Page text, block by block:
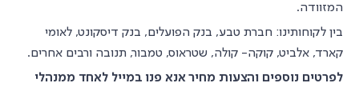
המזוודה.
בין לקוחותינו: חברת טבע, בנק הפועלים, בנק דיסקונט, לאומי
קארד, אלביט, קוקה- קולה, שטראוס, טמבור, תנובה ורבים אחרים.
לפרטים נוספים והצעות מחיר אנא פנו במייל לאחד ממנהלי